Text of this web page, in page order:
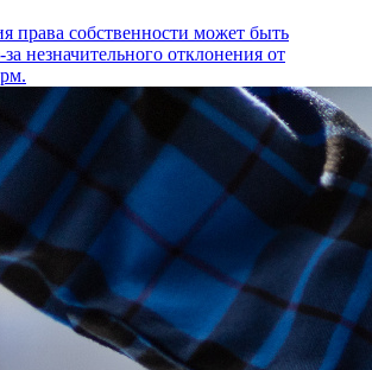
права собственности может быть
незначительного отклонения от